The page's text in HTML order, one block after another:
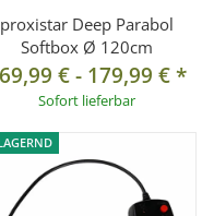
proxistar Deep Parabol
Softbox Ø 120cm
€- 179,99 €*
Sofort lieferbar